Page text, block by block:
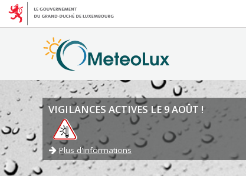
VIGILANCES ACTIVES LE 9 AOÛT !
Plus d'informations